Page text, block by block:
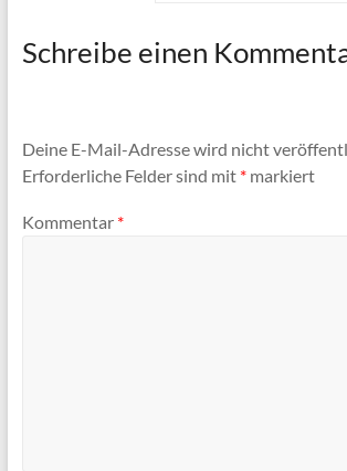
Schreibe einen
Deine E-Mail-Adresse wird nicht
Erforderliche Felder sind mit *markiert
Kommentar *